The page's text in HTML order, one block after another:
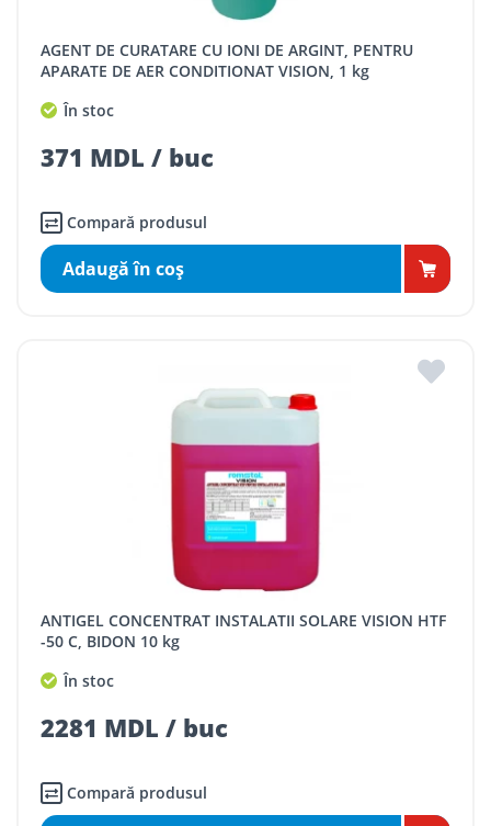
AGENT DE CURATARE CU IONI DE ARGINT, PENTRU
APARATE DE AER CONDITIONAT VISION, 1 kg
În stoc
371 MDL / buc
Compară produsul
Adaugă în coş
ANTIGEL CONCENTRAT INSTALATII SOLARE VISION HTF
-50 C, BIDON 10 kg
În stoc
2281 MDL / buc
Compară produsul